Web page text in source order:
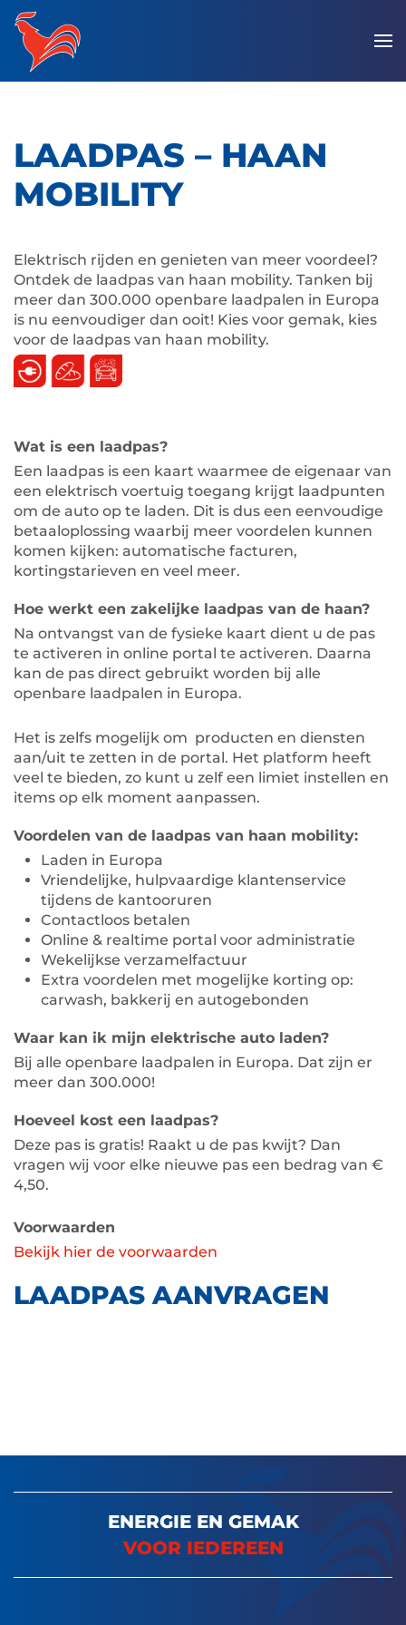
Overslaan
en
naar
gaan
LAADPAS – HAAN
MOBILITY
Elektrisch rijden en genieten van meer voordeel?
Ontdek de laadpas van haan mobility. Tanken bij
meer dan 300.000 openbare laadpalen in Europa
is nu eenvoudiger dan ooit! Kies voor gemak, kies
voor de laadpas van haan mobility.
Wat is een laadpas?
Een laadpas is een kaart waarmee de eigenaar van
een elektrisch voertuig toegang krijgt laadpunten
om de auto op te laden. Dit is dus een eenvoudige
betaaloplossing waarbij meer voordelen kunnen
komen kijken: automatische facturen,
kortingstarieven en veel meer.
Hoe werkt een zakelijke laadpas van de haan?
Na ontvangst van de fysieke kaart dient u de pas
te activeren in online portal te activeren. Daarna
kan de pas direct gebruikt worden bij alle
openbare laadpalen in Europa.
Het is zelfs mogelijk om producten en diensten
aan/uit te zetten in de portal. Het platform heeft
veel te bieden, zo kunt u zelf een limiet instellen en
items op elk moment aanpassen.
Voordelen van de laadpas van haan mobility:
Laden in Europa
Vriendelijke, hulpvaardige klantenservice
tijdens de kantooruren
Contactloos betalen
Online & realtime portal voor administratie
Wekelijkse verzamelfactuur
Extra voordelen met mogelijke korting op:
carwash, bakkerij en autogebonden
Waar kan ik mijn elektrische auto laden?
Bij alle openbare laadpalen in Europa. Dat zijn er
meer dan 300.000!
Hoeveel kost een laadpas?
Deze pas is gratis! Raakt u de pas kwijt? Dan
vragen wij voor elke nieuwe pas een bedrag van €
4,50.
Voorwaarden
Bekijk hier de voorwaarden
LAADPAS AANVRAGEN
ENERGIE EN GEMAK
VOOR IEDEREEN